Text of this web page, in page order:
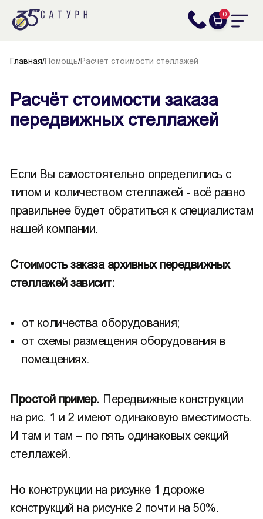
0
Главная/Помощь/Расчет стоимости стеллажей
Расчёт стоимости заказа
передвижных стеллажей
Если Вы самостоятельно определились с
типом и количеством стеллажей - всё равно
правильнее будет обратиться к специалистам
нашей компании.
Стоимость заказа архивных передвижных
стеллажей зависит:
от количества оборудования;
от схемы размещения оборудования в
помещениях.
Простой пример. Передвижные конструкции
на рис. 1 и 2 имеют одинаковую вместимость.
И там и там – по пять одинаковых секций
стеллажей.
Но конструкции на рисунке 1 дороже
конструкций на рисунке 2 почти на 50%.